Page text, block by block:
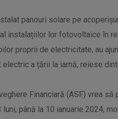
panouri solare pe
instalațiilor lor fotovoltaice în
proprii de electricitate, au
a țării la iarnă, reiese
Financiară (ASF) vrea
luni, până la 10 ianuarie 2024,